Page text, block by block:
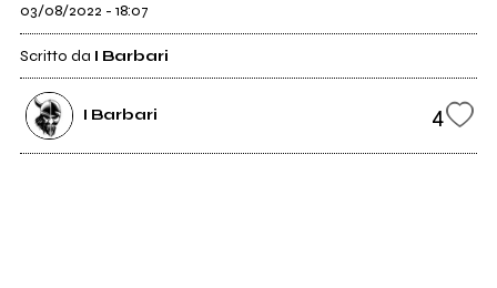
03/08/2022 - 18:07
Scritto da I Barbari
I Barbari 4